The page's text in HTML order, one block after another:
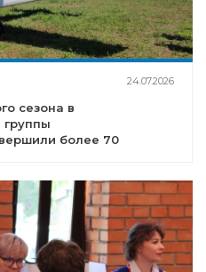
24.07.2026
сезона в
группы
более 70